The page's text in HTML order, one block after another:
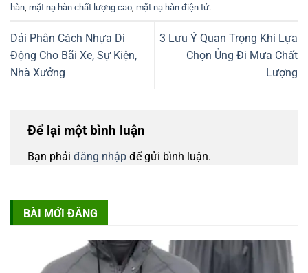
hàn, mặt nạ hàn chất lượng cao, mặt nạ hàn điện tử.
Dải Phân Cách Nhựa Di
Động Cho Bãi Xe, Sự Kiện,
Nhà Xưởng
3 Lưu Ý Quan Trọng Khi Lựa
Chọn Ủng Đi Mưa Chất
Lượng
Để lại một bình luận
Bạn phải đăng nhập để gửi bình luận.
BÀI MỚI ĐĂNG